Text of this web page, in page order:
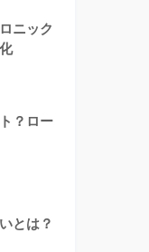
ニック
？ロー
とは？